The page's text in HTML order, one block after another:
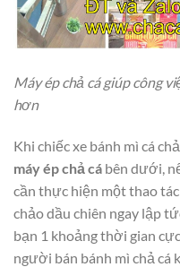
Máy ép chả cá giúp công
hơn
Khi chiếc xe bánh mì cá
máy ép chả cá bên dưới,
cần thực hiện một thao
chảo dầu chiên ngay lập
bạn 1 khoảng thời gian
người bán bánh mì chả cá